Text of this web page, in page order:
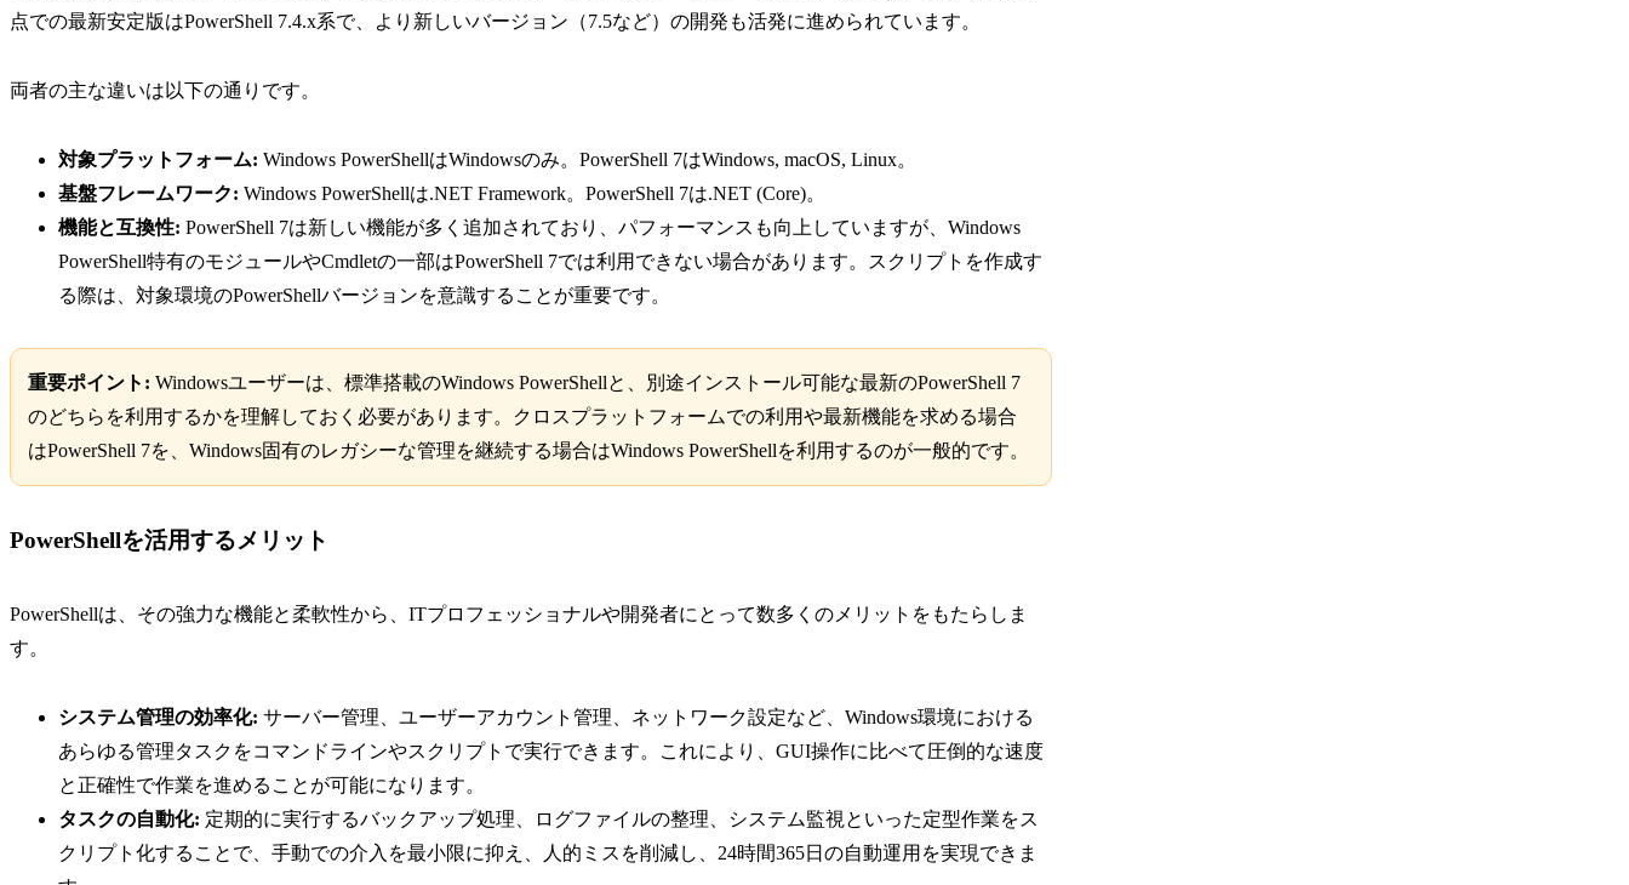
点での最新安定版はPowerShell 7.4.x系で、より新しいバージョン（7.5など）の開発も活発に進められています。
両者の主な違いは以下の通りです。
対象プラットフォーム: Windows PowerShellはWindowsのみ。PowerShell 7はWindows, macOS, Linux。
基盤フレームワーク: Windows PowerShellは.NET Framework。PowerShell 7は.NET (Core)。
機能と互換性: PowerShell 7は新しい機能が多く追加されており、パフォーマンスも向上していますが、Windows
PowerShell特有のモジュールやCmdletの一部はPowerShell 7では利用できない場合があります。スクリプトを作成す
る際は、対象環境のPowerShellバージョンを意識することが重要です。
重要ポイント: Windowsユーザーは、標準搭載のWindows PowerShellと、別途インストール可能な最新のPowerShell 7
のどちらを利用するかを理解しておく必要があります。クロスプラットフォームでの利用や最新機能を求める場合
はPowerShell 7を、Windows固有のレガシーな管理を継続する場合はWindows PowerShellを利用するのが一般的です。
PowerShellを活用するメリット
PowerShellは、その強力な機能と柔軟性から、ITプロフェッショナルや開発者にとって数多くのメリットをもたらしま
す。
システム管理の効率化: サーバー管理、ユーザーアカウント管理、ネットワーク設定など、Windows環境における
あらゆる管理タスクをコマンドラインやスクリプトで実行できます。これにより、GUI操作に比べて圧倒的な速度
と正確性で作業を進めることが可能になります。
タスクの自動化: 定期的に実行するバックアップ処理、ログファイルの整理、システム監視といった定型作業をス
クリプト化することで、手動での介入を最小限に抑え、人的ミスを削減し、24時間365日の自動運用を実現できま